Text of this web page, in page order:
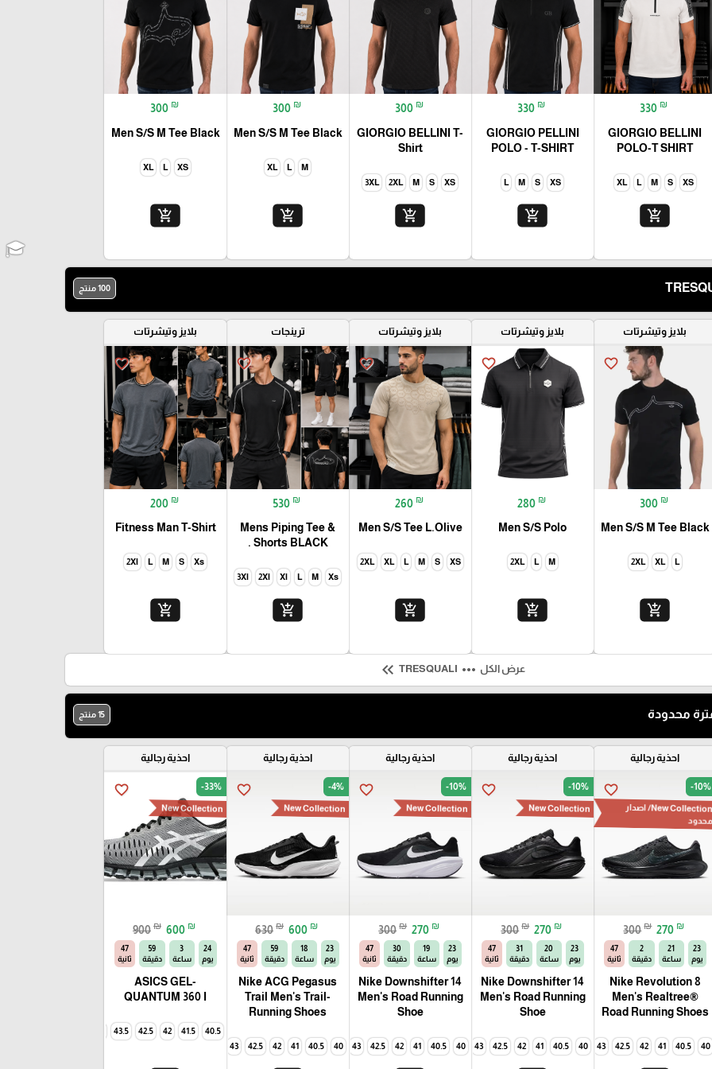
330 ₪
GIORGIO BELLINI
POLO-T SHIRT
XS
S
M
L
XL
add_shopping_cart
330 ₪
GIORGIO PELLINI
POLO - T-SHIRT
XS
S
M
L
add_shopping_cart
300 ₪
GIORGIO BELLINI T-
Shirt
XS
S
M
2XL
3XL
add_shopping_cart
300 ₪
Men S/S M Tee Black
M
L
XL
add_shopping_cart
300 ₪
Men S/S M Tee Black
XS
L
XL
add_shopping_cart
100 منتج
بلايز وتيشرتات
favorite_border
300 ₪
Men S/S M Tee Black
L
XL
2XL
add_shopping_cart
بلايز وتيشرتات
favorite_border
280 ₪
Men S/S Polo
M
L
2XL
add_shopping_cart
بلايز وتيشرتات
favorite_border
260 ₪
Men S/S Tee L.Olive
XS
S
M
L
XL
2XL
add_shopping_cart
ترينجات
favorite_border
530 ₪
Mens Piping Tee &
Shorts BLACK .
Xs
M
L
Xl
2Xl
3Xl
add_shopping_cart
بلايز وتيشرتات
favorite_border
200 ₪
Fitness Man T-Shirt
Xs
S
M
L
2Xl
add_shopping_cart
عرض الكل more_horiz
keyboard_double_arrow_left
محدودة 15 منتج
احذية رجالية
favorite_border -10%
New Collection/ اصدار
محدود
300 ₪ 270 ₪
23
يوم
21
ساعة
2
دقيقة
46
ثانية
Nike Revolution 8
Men's Realtree®
Road Running Shoes
40
40.5
41
42
42.5
43
44
44.5
احذية رجالية
favorite_border -10%
New Collection
300 ₪ 270 ₪
23
يوم
20
ساعة
31
دقيقة
46
ثانية
Nike Downshifter 14
Men's Road Running
Shoe
40
40.5
41
42
42.5
43
44
44.5
45
احذية رجالية
favorite_border -10%
New Collection
300 ₪ 270 ₪
23
يوم
19
ساعة
30
دقيقة
46
ثانية
Nike Downshifter 14
Men's Road Running
Shoe
40
40.5
41
42
42.5
43
44
44.5
45
احذية رجالية
favorite_border -4%
New Collection
630 ₪ 600 ₪
23
يوم
18
ساعة
59
دقيقة
46
ثانية
Nike ACG Pegasus
Trail Men's Trail-
Running Shoes
40
40.5
41
42
42.5
43
احذية رجالية
favorite_border -33%
New Collection
900 ₪ 600 ₪
24
يوم
3
ساعة
59
دقيقة
46
ثانية
ASICS GEL-
QUANTUM 360 I
40.5
41.5
42
42.5
43.5